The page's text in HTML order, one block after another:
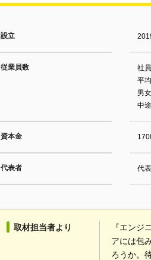
設立
従業員数
社
平
男
中
資本金
代表者 代
取材担当者より
『エンジ
アには包
ろうか。